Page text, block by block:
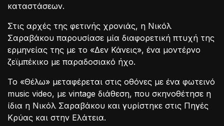
καταστάσεων.
Στις αρχές της φετινής χρονιάς, η Νικόλ
Σαραβάκου παρουσίασε μία διαφορετική πτυχή της
ερμηνείας της με το «Δεν Κάνεις», ένα μοντέρνο
ζεϊμπέκικο με παραδοσιακό ήχο.
Το «Θέλω» μεταφέρεται στις οθόνες με ένα φωτεινό
music video, με vintage διάθεση, που σκηνοθέτησε η
ίδια η Νικόλ Σαραβάκου και γυρίστηκε στις Πηγές
Κρύας και στην Ελάτεια.